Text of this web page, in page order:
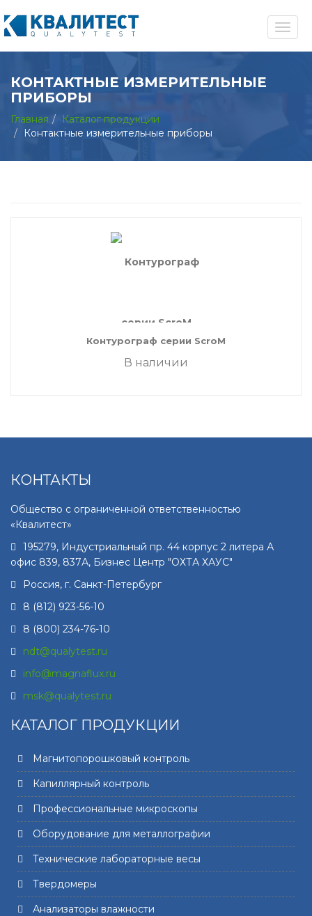
КОНТАКТНЫЕ ИЗМЕРИТЕЛЬНЫЕ
ПРИБОРЫ
Главная
Каталог продукции
Контактные измерительные приборы
Контурограф серии ScroM
В наличии
КОНТАКТЫ
Общество с ограниченной ответственностью
«Квалитест»
195279, Индустриальный пр. 44 корпус 2 литера А
офис 839, 837А, Бизнес Центр "ОХТА ХАУС"
Россия, г. Санкт-Петербург
8 (812) 923-56-10
8 (800) 234-76-10
ndt@qualytest.ru
info@magnaflux.ru
msk@qualytest.ru
КАТАЛОГ ПРОДУКЦИИ
Магнитопорошковый контроль
Капиллярный контроль
Профессиональные микроскопы
Оборудование для металлографии
Технические лабораторные весы
Твердомеры
Анализаторы влажности